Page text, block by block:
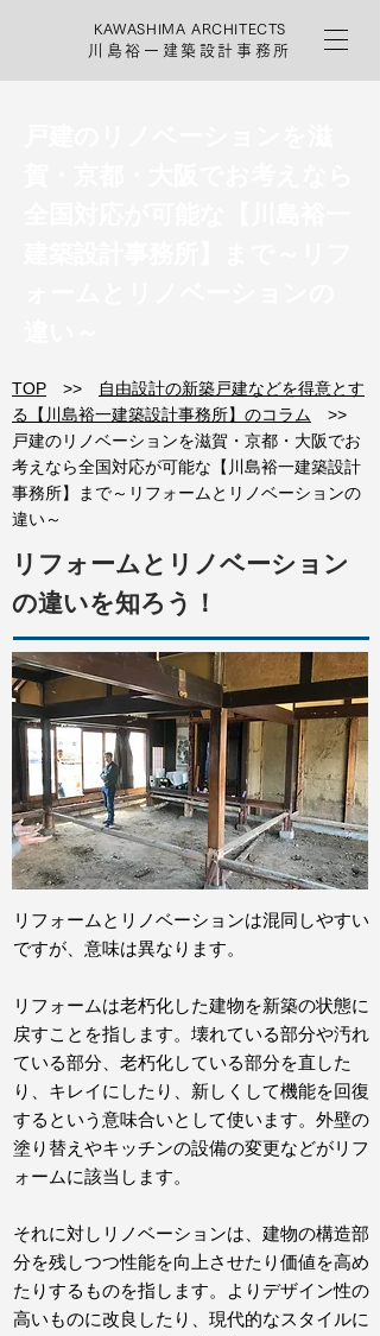
KAWASHIMA ARCHITECTS
川島裕一建築設計事務所
TOP >>
自由設計の新築戸建などを得意とす
る【川島裕一建築設計事務所】のコラム >>
戸建のリノベーションを滋賀・京都・大阪でお
考えなら全国対応が可能な【川島裕一建築設計
事務所】まで～リフォームとリノベーションの
違い～
リフォームとリノベーション
の違いを知ろう！
リフォームとリノベーションは混同しやすい
ですが、意味は異なります。
リフォームは老朽化した建物を新築の状態に
戻すことを指します。壊れている部分や汚れ
ている部分、老朽化している部分を直した
り、キレイにしたり、新しくして機能を回復
するという意味合いとして使います。外壁の
塗り替えやキッチンの設備の変更などがリフ
ォームに該当します。
それに対しリノベーションは、建物の構造部
分を残しつつ性能を向上させたり価値を高め
たりするものを指します。よりデザイン性の
高いものに改良したり、現代的なスタイルに